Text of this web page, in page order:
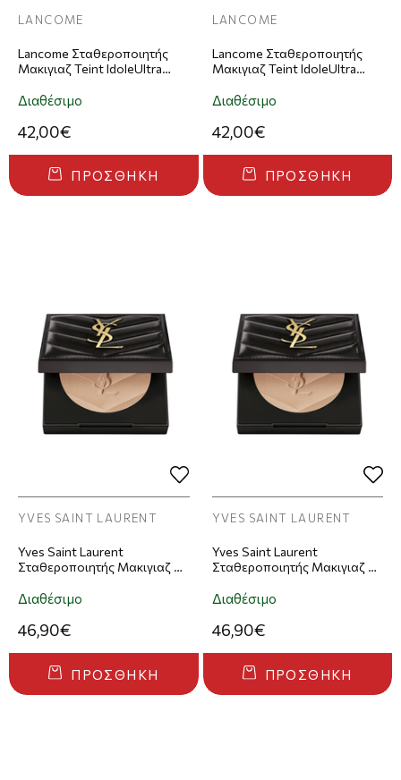
LANCOME
Lancome Σταθεροποιητής
Μακιγιαζ Teint IdoleUltra
Powder 10gr - 03
Διαθέσιμο
42,00€
ΠΡΟΣΘΉΚΗ
LANCOME
Lancome Σταθεροποιητής
Μακιγιαζ Teint IdoleUltra
Powder 10gr - 00
Διαθέσιμο
42,00€
ΠΡΟΣΘΉΚΗ
YVES SAINT LAURENT
Yves Saint Laurent
Σταθεροποιητής Μακιγιαζ All
Powder 8.5gr - 02
Διαθέσιμο
46,90€
ΠΡΟΣΘΉΚΗ
YVES SAINT LAURENT
Yves Saint Laurent
Σταθεροποιητής Μακιγιαζ All
Powder 8.5gr - 01
Διαθέσιμο
46,90€
ΠΡΟΣΘΉΚΗ